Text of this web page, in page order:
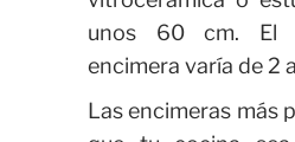
unos 60 cm. El
encimera varía de 2
Las encimeras más